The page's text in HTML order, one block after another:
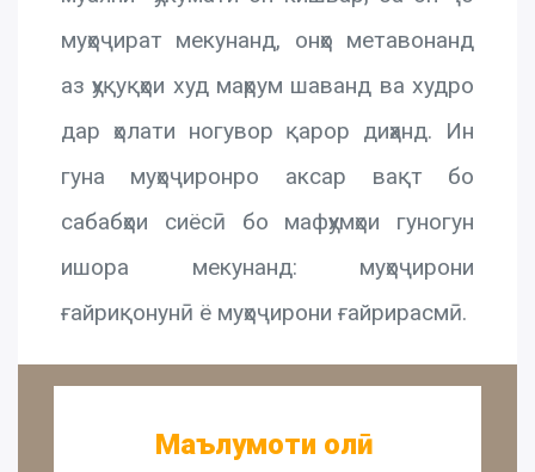
муҳоҷират мекунанд, онҳо метавонанд
аз ҳуқуқҳои худ маҳрум шаванд ва худро
дар ҳолати ногувор қарор диҳанд. Ин
гуна муҳоҷиронро аксар вақт бо
сабабҳои сиёсӣ бо мафҳумҳои гуногун
ишора мекунанд: муҳоҷирони
ғайриқонунӣ ё муҳоҷирони ғайрирасмӣ.
Маълумоти олӣ